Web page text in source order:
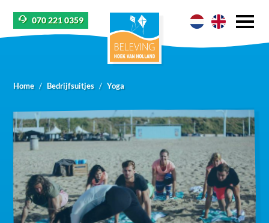
070 221 0359
Home Bedrijfsuitjes Yoga